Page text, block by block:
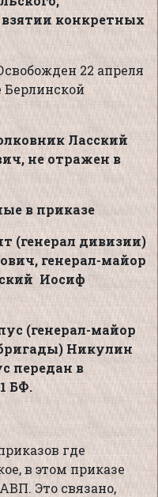
конкретных
22 апреля
Берлинской
Ласский
не отражен в
в приказе
(генерал дивизии)
генерал-майор
Иосиф
(генерал-майор
Никулин
передан в
БФ.
где
в этом приказе
Это связано,